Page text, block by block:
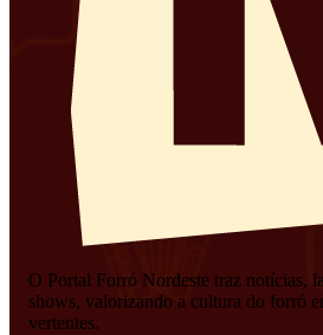
O Portal Forró Nordeste traz notícias,
shows, valorizando a cultura do forró
vertentes.